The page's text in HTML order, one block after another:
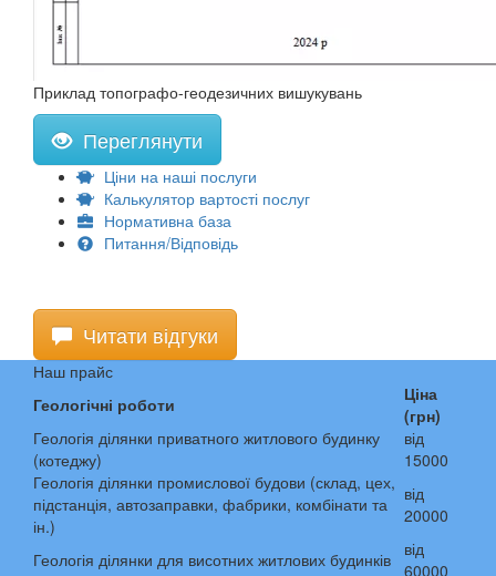
Приклад топографо-геодезичних вишукувань
Переглянути
Ціни на наші послуги
Калькулятор вартості послуг
Нормативна база
Питання/Відповідь
Читати відгуки
Наш прайс
Геологічні роботи
Ціна
(грн)
Геологія ділянки приватного житлового будинку
(котеджу)
від
15000
Геологія ділянки промислової будови (склад, цех,
підстанція, автозаправки, фабрики, комбінати та
ін.)
від
20000
Геологія ділянки для висотних житлових будинків
від
60000